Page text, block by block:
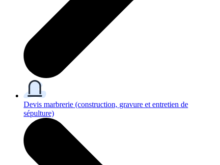
Devis marbrerie (construction, gravure et entretien de
sépulture)